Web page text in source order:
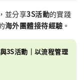
，並分享3S活動的實踐
海外團體接待經驗 。
3S活動｜以流程管理